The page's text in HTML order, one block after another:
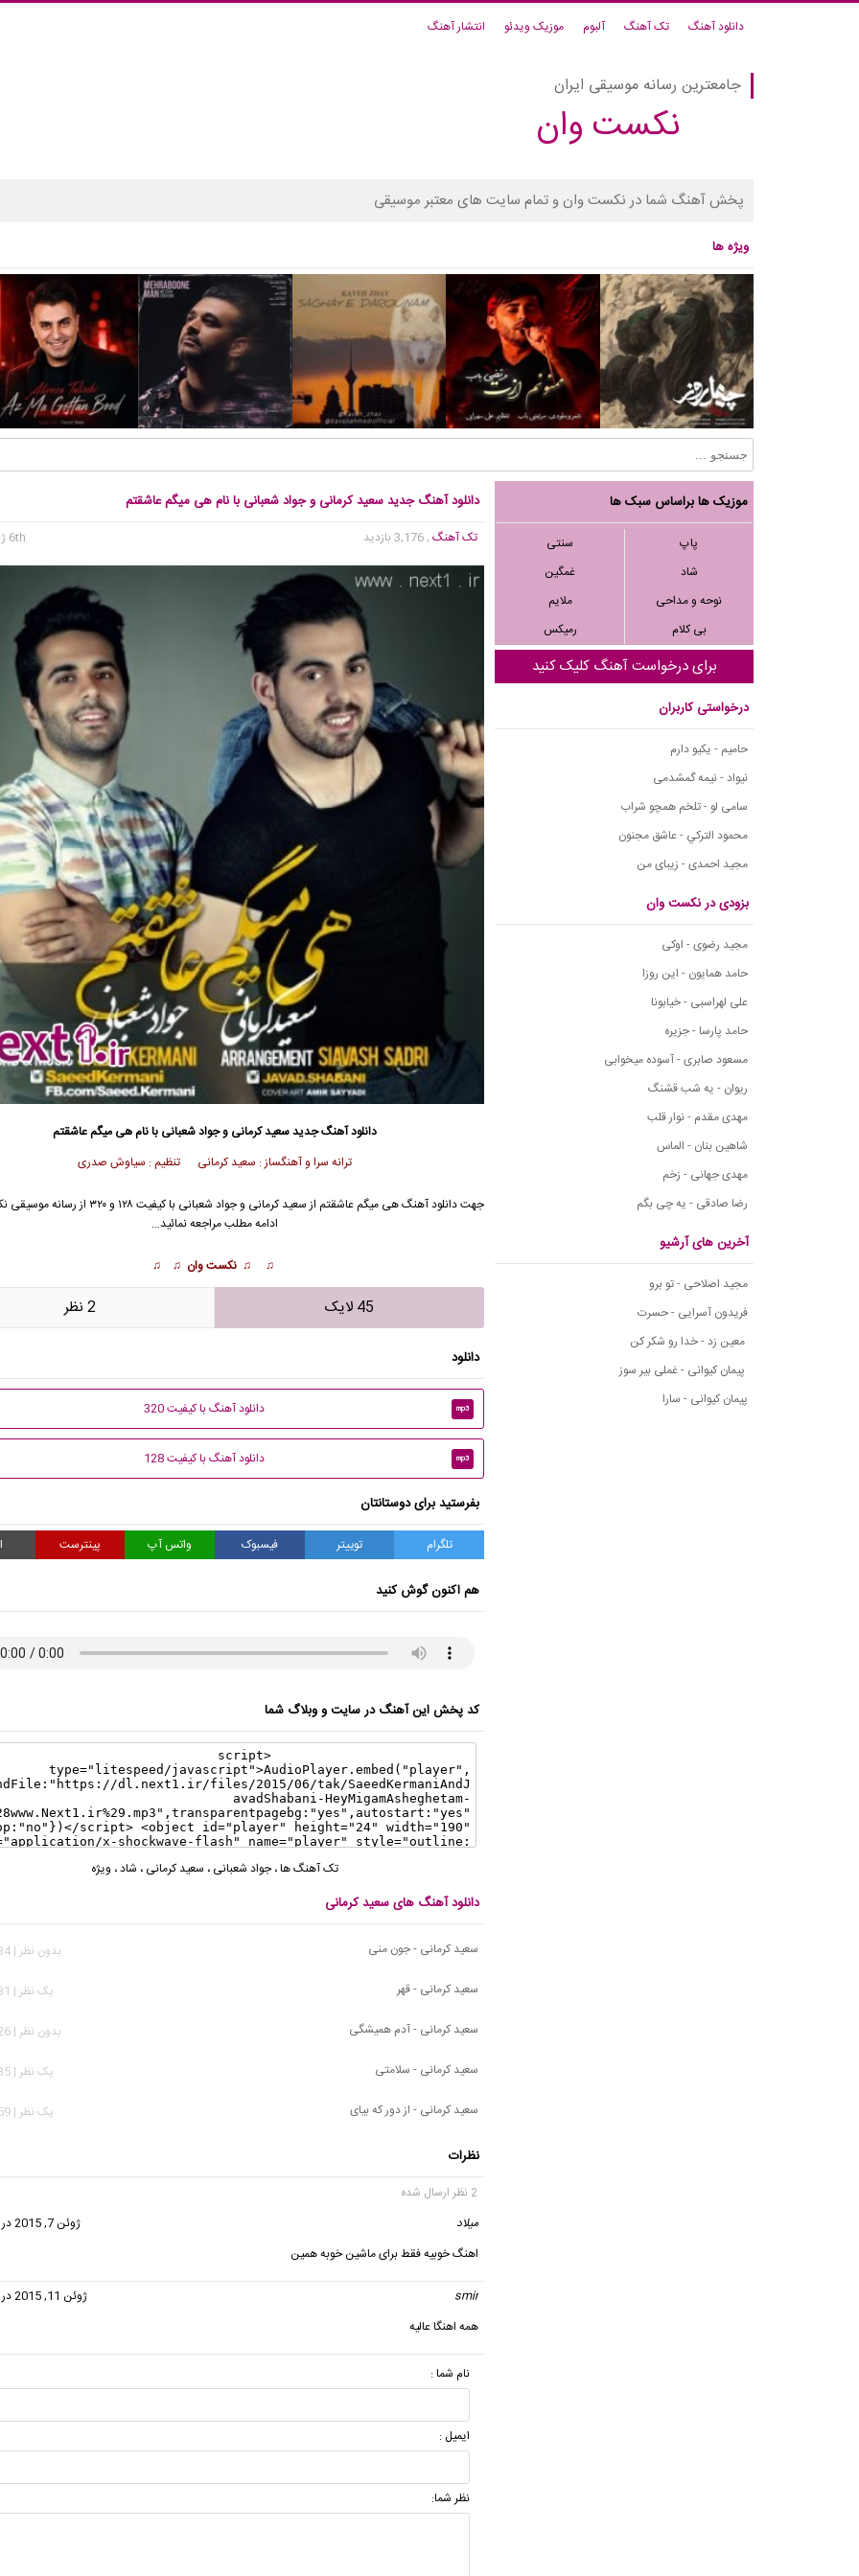
دانلود آهنگ تک آهنگ آلبوم موزیک ویدئو انتشار آهنگ
جامعترین رسانه موسیقی ایران
نکست وان
پخش آهنگ شما در نکست وان و تمام سایت های معتبر موسیقی
ویژه ها
موزیک ها براساس سبک ها
پاپ
سنتی
شاد
غمگین
نوحه و مداحی
ملایم
بی کلام
رمیکس
برای درخواست آهنگ کلیک کنید
درخواستی کاربران
حامیم - یکیو دارم
نیواد - نیمه گمشدمی
سامی لو - تلخم همچو شراب
محمود التركي - عاشق مجنون
مجید احمدی - زیبای من
بزودی در نکست وان
مجید رضوی - اوکی
حامد همایون - این روزا
علی لهراسبی - خیابونا
حامد پارسا - جزیره
مسعود صابری - آسوده میخوابی
ریوان - یه شب قشنگ
مهدی مقدم - نوار قلب
شاهین بنان - الماس
مهدی جهانی - زخم
رضا صادقی - یه چی بگم
آخرین های آرشیو
مجید اصلاحی - تو برو
فریدون آسرایی - حسرت
معین زد - خدا رو شکر کن
پیمان کیوانی - غملی بیر سوز
پیمان کیوانی - سارا
دانلود آهنگ جدید سعید کرمانی و جواد شعبانی با نام هی میگم عاشقتم
تک آهنگ, 3,176 بازدید 6th ژوئن 2015
دانلود آهنگ جدیدسعید کرمانی و جواد شعبانی با نام هی میگم عاشقتم
ترانه سرا و آهنگساز : سعید کرمانی تنظیم : سیاوش صدری
جهت دانلود آهنگ هی میگم عاشقتم از سعید کرمانی وجواد شعبانی
با کیفیت ۱۲۸ و ۳۲۰ از رسانه
ادامه مطلب مراجعه نمائید…
♫ ♫ نکست وان ♫ ♫
45 لایک 2 نظر
دانلود
mp3 دانلود آهنگ با کیفیت 320
mp3 دانلود آهنگ با کیفیت 128
بفرستید برای دوستانتان
تلگرام توییتر فیسبوک واتس آپ پینترست
هم اکنون گوش کنید
کد پخش این آهنگ در سایت و وبلاگ شما
تک آهنگ ها، جواد شعبانی ، سعید کرمانی ، شاد، ویژه
دانلود آهنگ های سعید کرمانی
سعید کرمانی - جون منی
بدون نظر | 3,334 بازدید
سعید کرمانی - قهر
يک نظر | 1,631 بازدید
سعید کرمانی - آدم همیشگی
بدون نظر | 3,626 بازدید
سعید کرمانی - سلامتی
يک نظر | 1,535 بازدید
سعید کرمانی - از دور که بیای
يک نظر | 3,359 بازدید
نظرات
2 نظر ارسال شده
میلاد
ژوئن 7, 2015 در 3:25 ب.ظ
اهنگ خوبیه فقط برای ماشین خوبه همین
smir
ژوئن 11, 2015 در 2:49 ب.ظ
همه اهنگا عالیه
نام شما :
ایمیل :
نظر شما: